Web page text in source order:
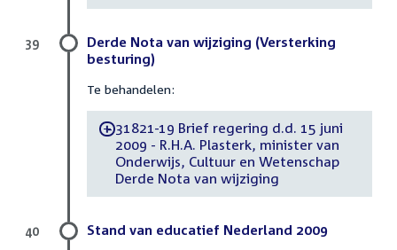
Derde Nota van wijziging (Versterking
besturing)
Te behandelen:
-31821-19 Brief regering d.d. 15 juni
2009 - R.H.A. Plasterk, minister van
Onderwijs, Cultuur en Wetenschap
Derde Nota van wijziging
39
Stand van educatief Nederland 2009
40